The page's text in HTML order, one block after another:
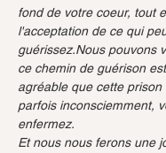
fond de votre coeur, tout
l'acceptation de ce qui
guérissez.Nous pouvons
ce chemin de guérison
agréable que cette prison
parfois inconsciemment,
enfermez.
Et nous nous ferons une